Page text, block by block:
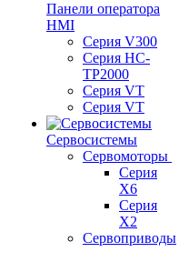
Панели оператора
HMI
Серия V300
Серия HC-
TP2000
Серия VT
Серия VT
Сервосистемы
Сервомоторы
Серия
X6
Серия
X2
Сервоприводы